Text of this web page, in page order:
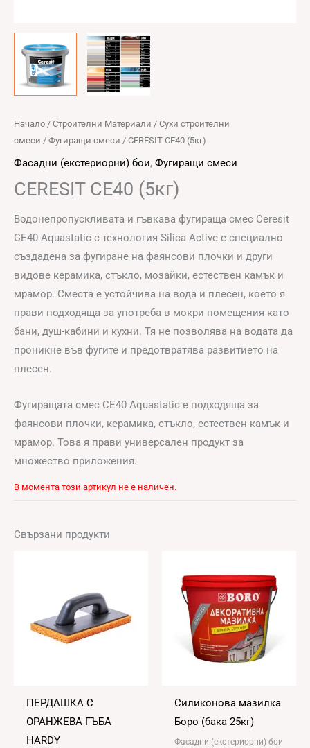
Начало / Строителни Материали / Сухи строителни
смеси / Фугиращи смеси / CERESIT CE40 (5кг)
Фасадни (екстериорни) бои, Фугиращи смеси
CERESIT CE40 (5кг)
Водонепропускливата и гъвкава фугираща смес Ceresit
CE40 Aquastatic с технология Silica Active е специално
създадена за фугиране на фаянсови плочки и други
видове керамика, стъкло, мозайки, естествен камък и
мрамор. Сместа е устойчива на вода и плесен, което я
прави подходяща за употреба в мокри помещения като
бани, душ-кабини и кухни. Тя не позволява на водата да
проникне във фугите и предотвратява развитието на
плесен.
Фугиращата смес CE40 Aquastatic е подходяща за
фаянсови плочки, керамика, стъкло, естествен камък и
мрамор. Това я прави универсален продукт за
множество приложения.
В момента този артикул не е наличен.
Свързани продукти
ПЕРДАШКА С
ОРАНЖЕВА ГЪБА
HARDY
Силиконова мазилка
Боро (бака 25кг)
Фасадни (екстериорни) бои